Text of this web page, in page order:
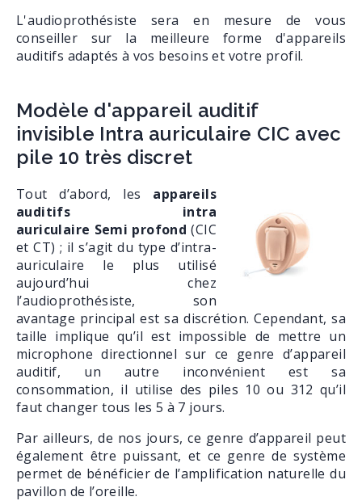
L'audioprothésiste sera en mesure de vous
conseiller sur la meilleure forme d'appareils
auditifs adaptés à vos besoins et votre profil.
Modèle d'appareil auditif
invisible Intra auriculaire CIC avec
pile 10 très discret
Tout d’abord, les appareils
auditifs intra
auriculaire Semi profond (CIC
et CT) ; il s’agit du type d’intra-
auriculaire le plus utilisé
aujourd’hui chez
l’audioprothésiste, son
avantage principal est sa discrétion. Cependant, sa
taille implique qu’il est impossible de mettre un
microphone directionnel sur ce genre d’appareil
auditif, un autre inconvénient est sa
consommation, il utilise des piles 10 ou 312 qu’il
faut changer tous les 5 à 7 jours.
Par ailleurs, de nos jours, ce genre d’appareil peut
également être puissant, et ce genre de système
permet de bénéficier de l’amplification naturelle du
pavillon de l’oreille.